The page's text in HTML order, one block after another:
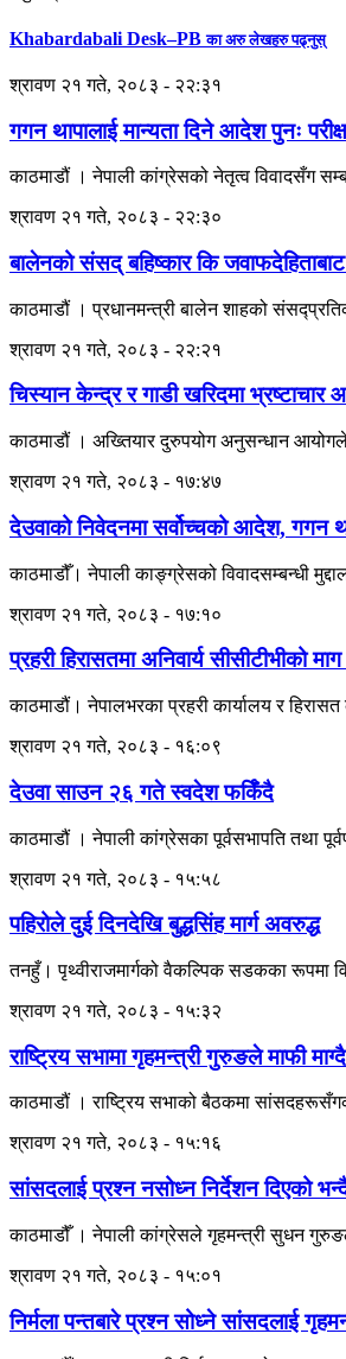
Khabardabali Desk–PBका अरु लेखहरु पढ्नुस्
श्रावण २१ गते, २०८३ - २२:३१
गगन थापालाई मान्यता दिने आदेश पुनः
काठमाडौं । नेपाली कांग्रेसको नेतृत्व विवादसँग
श्रावण २१ गते, २०८३ - २२:३०
बालेनको संसद् बहिष्कार कि
काठमाडौं । प्रधानमन्त्री बालेन शाहको
श्रावण २१ गते, २०८३ - २२:२१
चिस्यान केन्द्र र गाडी खरिदमा
काठमाडौं । अख्तियार दुरुपयोग अनुसन्धान
श्रावण २१ गते, २०८३ - १७:४७
देउवाको निवेदनमा सर्वोच्चको आदेश, गगन
काठमाडौँ। नेपाली काङ्ग्रेसको विवादसम्बन्धी
श्रावण २१ गते, २०८३ - १७:१०
प्रहरी हिरासतमा अनिवार्य सीसीटीभीको
काठमाडौं। नेपालभरका प्रहरी कार्यालय र
श्रावण २१ गते, २०८३ - १६:०९
देउवा साउन २६ गते स्वदेश फर्किँदै
काठमाडौं । नेपाली कांग्रेसका पूर्वसभापति तथा
श्रावण २१ गते, २०८३ - १५:५८
पहिरोले दुई दिनदेखि बुद्धसिंह मार्ग अवरुद्ध
तनहुँ। पृथ्वीराजमार्गको वैकल्पिक सडकका रूपमा
श्रावण २१ गते, २०८३ - १५:३२
राष्ट्रिय सभामा गृहमन्त्री गुरुङले माफी
काठमाडौं । राष्ट्रिय सभाको बैठकमा
श्रावण २१ गते, २०८३ - १५:१६
सांसदलाई प्रश्न नसोध्न निर्देशन दिएको
काठमाडौँ । नेपाली कांग्रेसले गृहमन्त्री सुधन
श्रावण २१ गते, २०८३ - १५:०१
निर्मला पन्तबारे प्रश्न सोध्ने सांसदलाई